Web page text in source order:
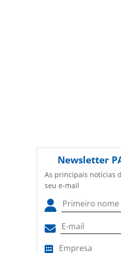
Newsletter
As principais notícias
seu e-mail